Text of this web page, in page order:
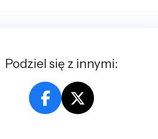
Podziel się z innymi: